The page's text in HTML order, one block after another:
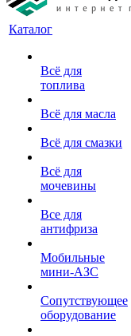
Каталог
Всё для
топлива
Всё для масла
Всё для смазки
Всё для
мочевины
Все для
антифриза
Мобильные
мини-АЗС
Сопутствующее
оборудование